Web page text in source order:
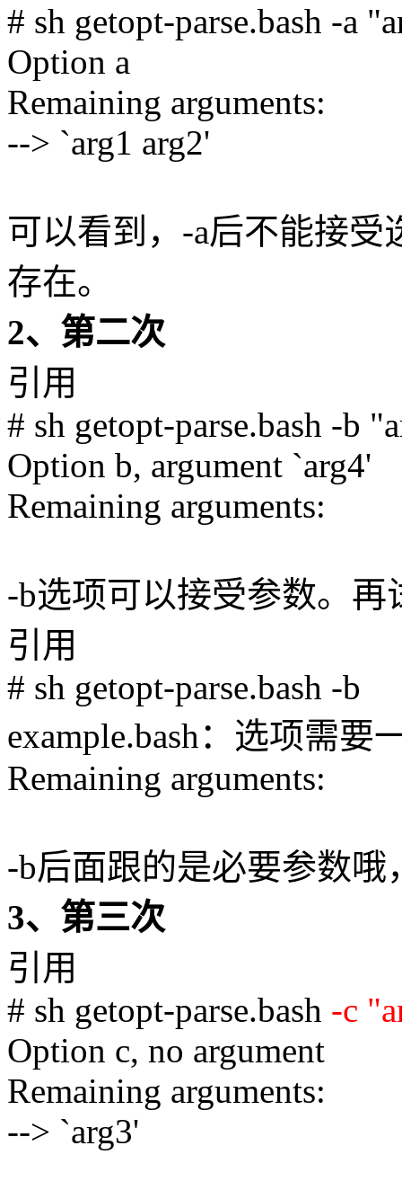
# sh getopt-parse.bash -a
Option a
Remaining arguments:
--> `arg1 arg2'
可以看到，-a后不能接
存在。
2、第二次
引用
# sh getopt-parse.bash -b
Option b, argument `arg4'
Remaining arguments:
-b选项可以接受参数。再
引用
# sh getopt-parse.bash -b
example.bash：选项需要
Remaining arguments:
-b后面跟的是必要参数哦
3、第三次
引用
# sh getopt-parse.bash -c
Option c, no argument
Remaining arguments:
--> `arg3'